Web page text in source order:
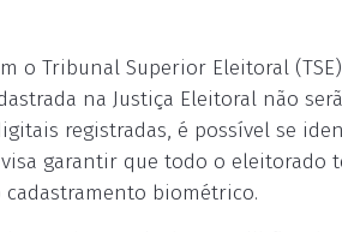
o Tribunal Superior Eleitoral
na Justiça Eleitoral não
registradas, é possível se
garantir que todo o eleitorado
biométrico.